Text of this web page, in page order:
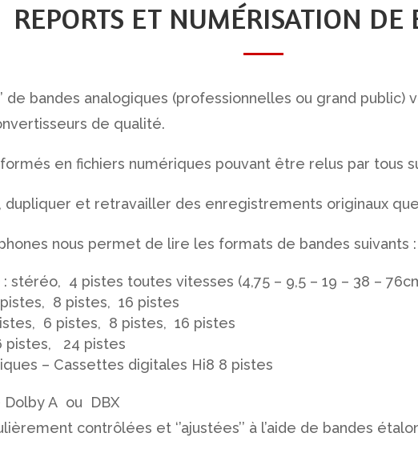
REPORTS ET NUMÉRISATION DE
de bandes analogiques (professionnelles ou grand
de qualité.
en fichiers numériques pouvant être relus par tous
et retravailler des enregistrements originaux que
nous permet de lire les formats de bandes suivants :
stéréo, 4 pistes toutes vitesses (4,75 – 9,5 – 19 – 38 –
8 pistes, 16 pistes
6 pistes, 8 pistes, 16 pistes
pistes, 24 pistes
– Cassettes digitales Hi8 8 pistes
A ou DBX
contrôlées et ‘’ajustées’’ à l’aide de bandes